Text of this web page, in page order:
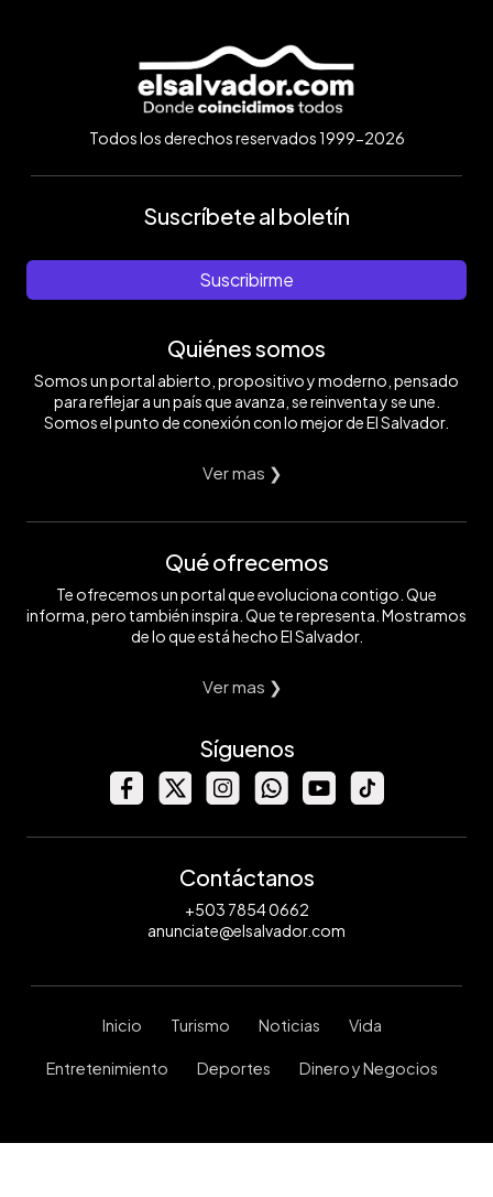
Todos los derechos reservados 1999-2026
Suscríbete al boletín
Suscribirme
Quiénes somos
Somos un portal abierto, propositivo y moderno, pensado
para reflejar a un país que avanza, se reinventa y se une.
Somos el punto de conexión con lo mejor de El Salvador.
Ver mas ❯
Qué ofrecemos
Te ofrecemos un portal que evoluciona contigo. Que
informa, pero también inspira. Que te representa. Mostramos
de lo que está hecho El Salvador.
Ver mas ❯
Síguenos
Contáctanos
+503 7854 0662
anunciate@elsalvador.com
Inicio Turismo Noticias Vida
Entretenimiento Deportes Dinero y Negocios